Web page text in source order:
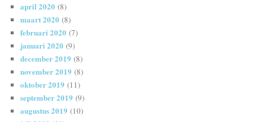
april 2020 (8)
maart 2020 (8)
februari 2020 (7)
januari 2020 (9)
december 2019 (8)
november 2019 (8)
oktober 2019 (11)
september 2019 (9)
augustus 2019 (10)